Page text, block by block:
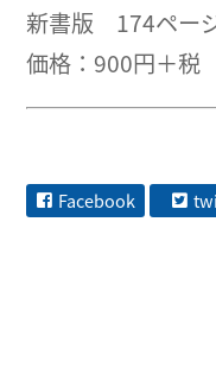
新書版 174ペー
価格：900円＋税
Facebook